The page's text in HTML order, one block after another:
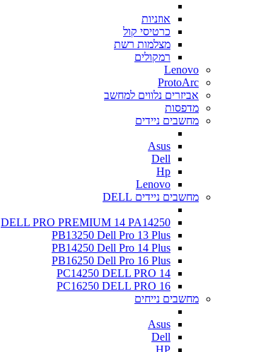
אוזניות
כרטיסי קול
מצלמות רשת
רמקולים
Lenovo
ProtoArc
אביזרים נלווים למחשב
מדפסות
מחשבים ניידים
Asus
Dell
Hp
Lenovo
מחשבים ניידים DELL
DELL PRO PREMIUM 14 PA14250
PB13250 Dell Pro 13 Plus
PB14250 Dell Pro 14 Plus
PB16250 Dell Pro 16 Plus
PC14250 DELL PRO 14
PC16250 DELL PRO 16
מחשבים נייחים
Asus
Dell
HP